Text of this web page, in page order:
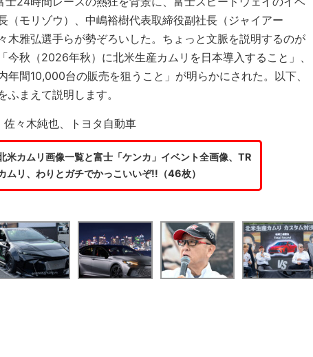
（モリゾウ）、中嶋裕樹代表取締役副社長（ジャイアー
木雅弘選手らが勢ぞろいした。ちょっと文脈を説明するのが
今秋（2026年秋）に北米生産カムリを日本導入すること」、
年間10,000台の販売を狙うこと」が明らかにされた。以下、
まえて説明します。
々木純也、トヨタ自動車
米カムリ画像一覧と富士「ケンカ」イベント全画像、TR
ムリ、わりとガチでかっこいいぞ!!（46枚）